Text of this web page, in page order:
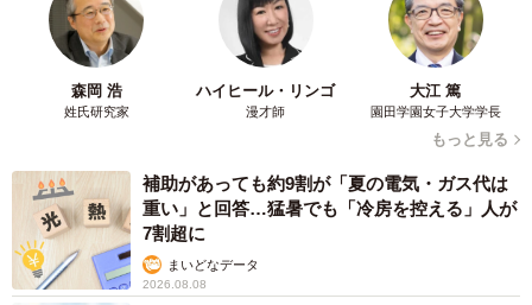
森岡 浩
姓氏研究家
ハイヒール・リンゴ
漫才師
大江 篤
園田学園女子大学学長
もっと見る
補助があっても約9割が「夏の電気・ガス代は
重い」と回答…猛暑でも「冷房を控える」人が
7割超に
まいどなデータ
2026.08.08